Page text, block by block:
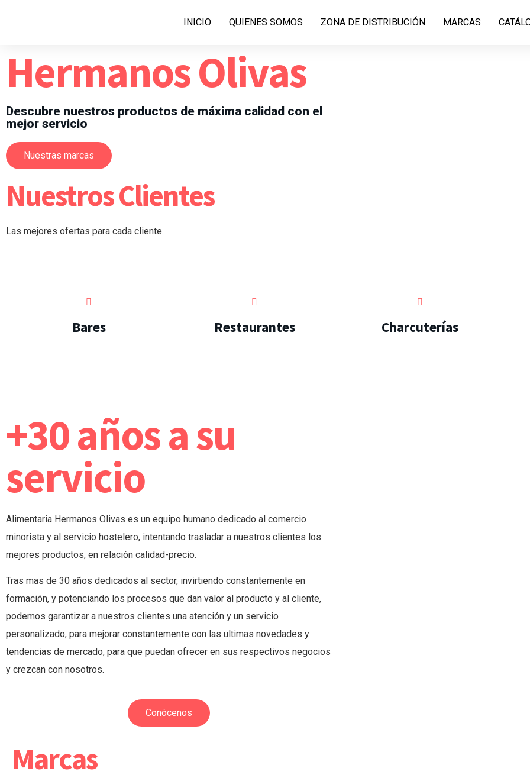
INICIO QUIENES SOMOS ZONA DE DISTRIBUCIÓN MARCAS
Hermanos Olivas
Descubre nuestros productos de máxima calidad con el
mejor servicio
Nuestras marcas
Nuestros Clientes
Las mejores ofertas para cada cliente.
Bares Restaurantes Charcuterías
+30 años a su
servicio
Alimentaria Hermanos Olivas es un equipo humano dedicado al comercio
minorista y al servicio hostelero, intentando trasladar a nuestros clientes los
mejores productos, en relación calidad-precio.
Tras mas de 30 años dedicados al sector, invirtiendo constantemente en
formación, y potenciando los procesos que dan valor al producto y al cliente,
podemos garantizar a nuestros clientes una atención y un servicio
personalizado, para mejorar constantemente con las ultimas novedades y
tendencias de mercado, para que puedan ofrecer en sus respectivos negocios
y crezcan con nosotros.
Conócenos
Marcas